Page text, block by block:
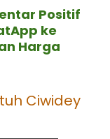
Positif
ke
Harga
Ciwidey